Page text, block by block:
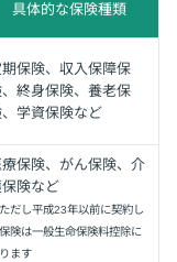
具体的な保険種類
期保険、収入保障保
、終身保険、養老保
、学資保険など
療保険、がん保険、介
険など
だし平成23年以前に契約し
険は一般生命保険料控除に
ます